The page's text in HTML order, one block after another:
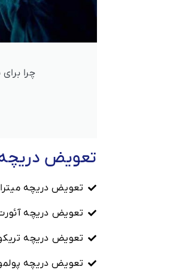
چرا
تعویض
تعویض دریچه
تعویض دریچه
تعویض دریچه
تعویض دریچه